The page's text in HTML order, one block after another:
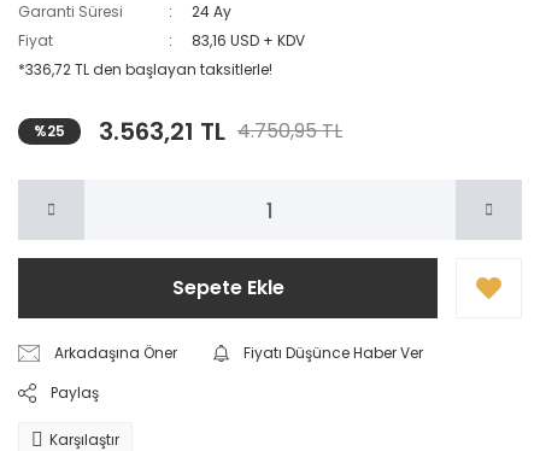
Garanti Süresi
24 Ay
Fiyat
83,16 USD + KDV
*336,72 TL den başlayan taksitlerle!
%25 3.563,21 TL 4.750,95 TL
Sepete Ekle
Arkadaşına Öner
Fiyatı Düşünce Haber Ver
Paylaş
Karşılaştır